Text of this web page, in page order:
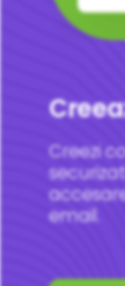
Creezi
email.